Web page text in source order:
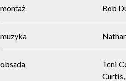
montaż Bob
muzyka
obsada
Toni
Curtis,